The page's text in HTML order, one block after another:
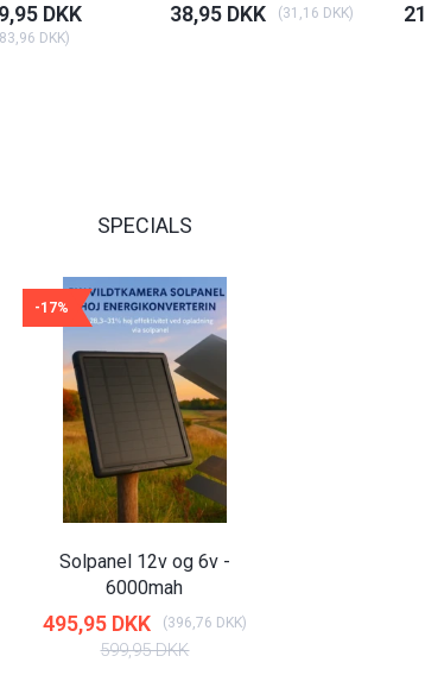
DKK
DKK)
38,95 DKK (31,16 DKK)
SPECIALS
-17%
Solpanel 12v og 6v -
6000mah
495,95 DKK (396,76 DKK)
599,95 DKK